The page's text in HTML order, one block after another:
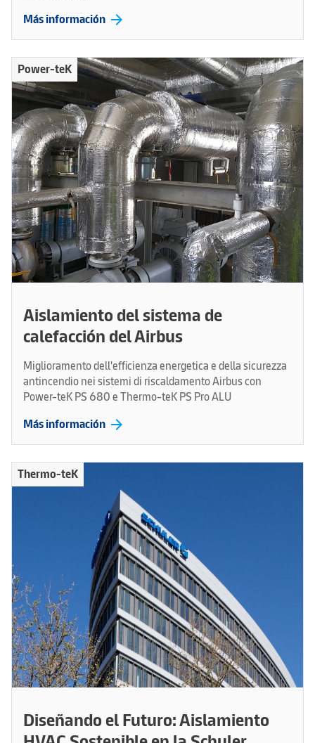
Más información arrow_forward
Power-teK
Aislamiento del sistema de
calefacción del Airbus
Miglioramento dell'efficienza energetica e della sicurezza
antincendio nei sistemi di riscaldamento Airbus con
Power-teK PS 680 e Thermo-teK PS Pro ALU
Más información arrow_forward
Thermo-teK
Diseñando el Futuro: Aislamiento